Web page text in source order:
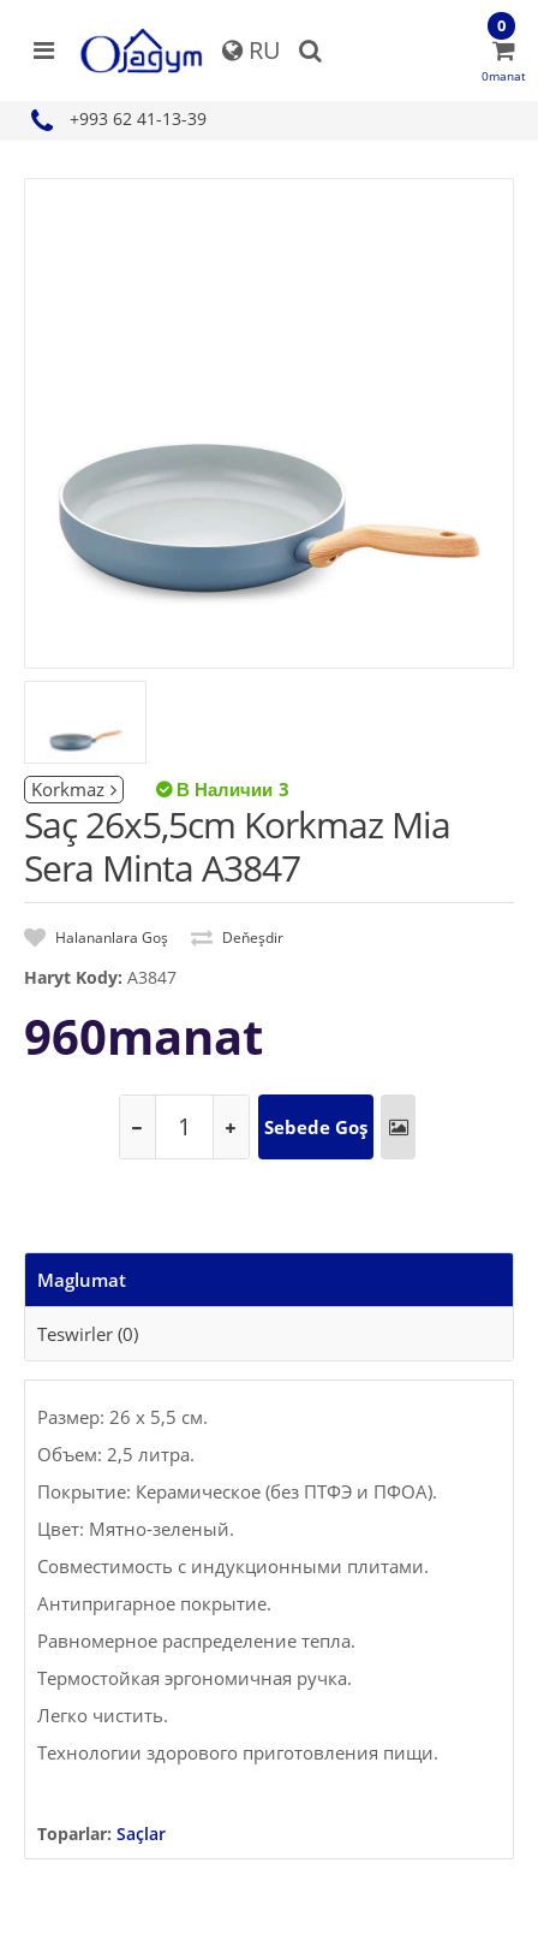
RU
+993 62 41-13-39
0
0manat
Korkmaz 3
Saç 26x5,5cm Korkmaz Mia
Sera Minta A3847
Halananlara Goş Deňeşdir
Haryt Kody: A3847
960manat
Maglumat
Teswirler (0)
Размер: 26 x 5,5 см.
Объем: 2,5 литра.
Покрытие: Керамическое (без ПТФЭ и ПФОА).
Цвет: Мятно-зеленый.
Совместимость с индукционными плитами.
Антипригарное покрытие.
Равномерное распределение тепла.
Термостойкая эргономичная ручка.
Легко чистить.
Технологии здорового приготовления пищи.
Toparlar: Saçlar